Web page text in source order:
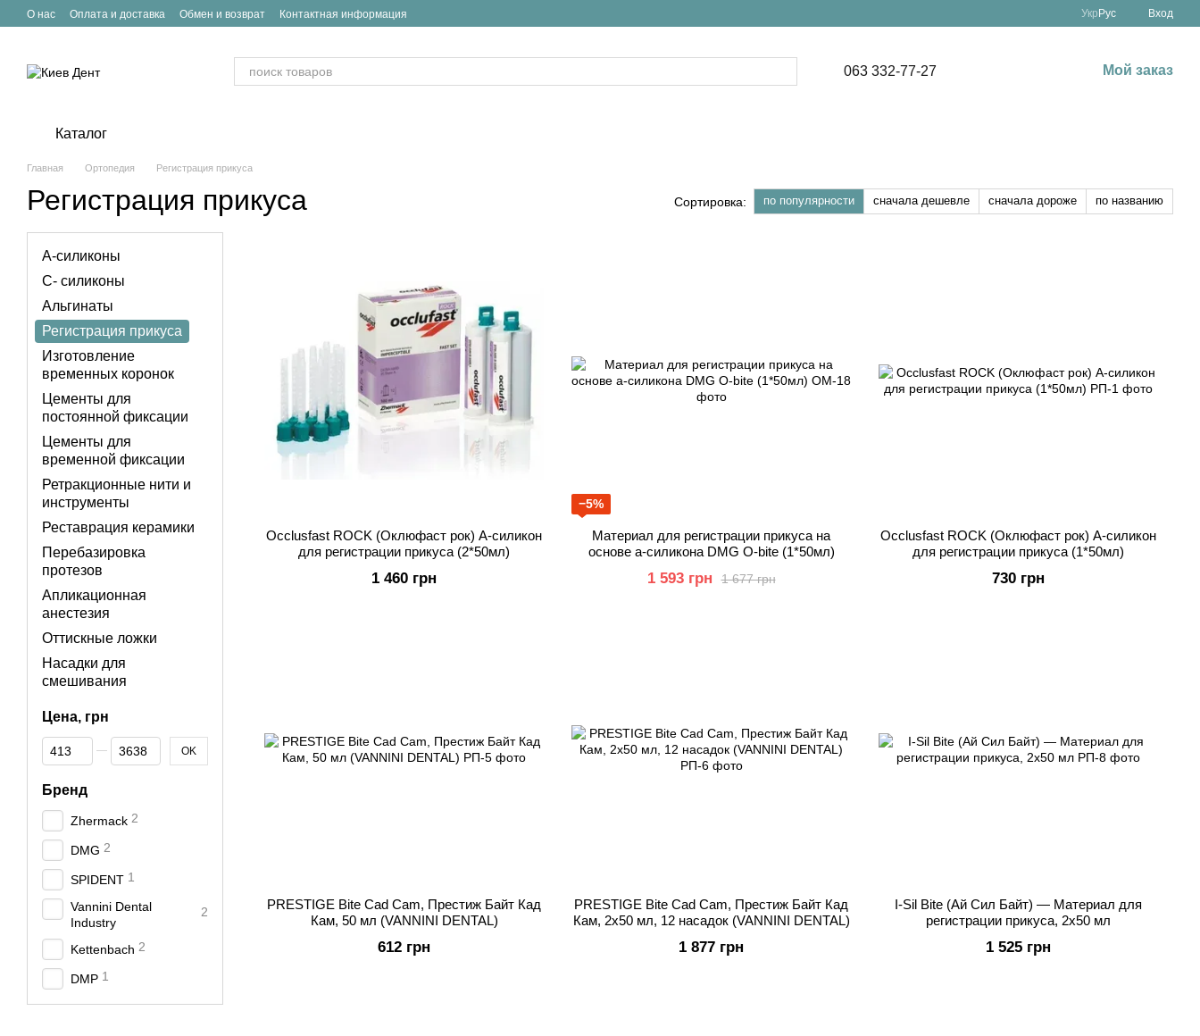
Перейти к основному контенту
О нас Оплата и доставка Обмен и возврат Контактная информация Укр Рус Вход
063 332-77-27 Мой заказ
Каталог
Главная Ортопедия Регистрация прикуса
Регистрация прикуса Сортировка: по популярности сначала дешевле сначала дороже по названию
Occlusfast ROCK (Оклюфаст рок) А-силикон
для регистрации прикуса (2*50мл)
1 460 грн
−5%
Материал для регистрации прикуса на
основе а-силикона DMG O-bite (1*50мл)
1 677 грн
1 593 грн
Occlusfast ROCK (Оклюфаст рок) А-силикон
для регистрации прикуса (1*50мл)
730 грн
PRESTIGE Bite Cad Cam, Престиж Байт Кад
Кам, 50 мл (VANNINI DENTAL)
612 грн
PRESTIGE Bite Cad Cam, Престиж Байт Кад
Кам, 2х50 мл, 12 насадок (VANNINI DENTAL)
1 877 грн
I-Sil Bite (Ай Сил Байт) — Материал для
регистрации прикуса, 2х50 мл
1 525 грн
А-силиконы
С- силиконы
Альгинаты
Регистрация прикуса
Изготовление
временных коронок
Цементы для
постоянной фиксации
Цементы для
временной фиксации
Ретракционные нити и
инструменты
Реставрация керамики
Перебазировка
протезов
Апликационная
анестезия
Оттискные ложки
Насадки для
смешивания
Цена, грн
От Цена, грн
До Цена, грн OK
Бренд
Zhermack 2
DMG 2
SPIDENT 1
Vannini Dental
Industry
2
Kettenbach 2
DMP 1